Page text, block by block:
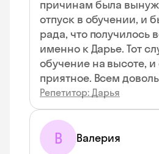
причинам была
отпуск в обучении, и
рада, что получилось
именно к Дарье. Тот
обучение на высоте,
приятное. Всем
Репетитор: Дарья
В
Валерия